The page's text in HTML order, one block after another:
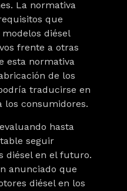
La normativa
que
diésel
frente a otras
esta normativa
de los
traducirse en
los consumidores.
hasta
seguir
diésel en el futuro.
anunciado que
diésel en los